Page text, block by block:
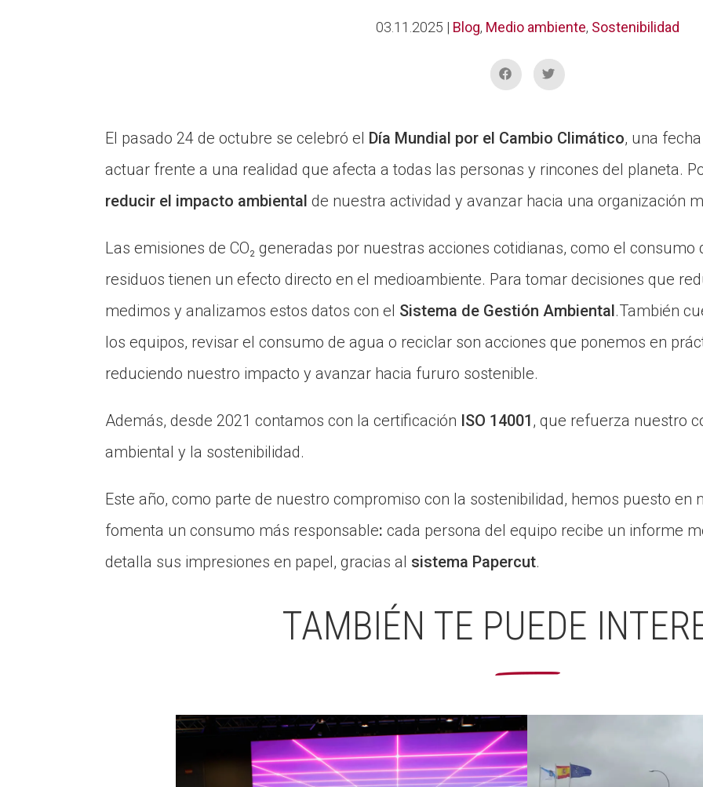
03.11.2025 | Blog, Medio ambiente, Sostenibilidad
El pasado 24 de octubre se celebró el Día Mundial por el Cambio Climático, una
actuar frente a una realidad que afecta a todas las personas y rincones del planeta.
reducir el impacto ambiental de nuestra actividad y avanzar hacia una organización
Las emisiones de CO₂ generadas por nuestras acciones cotidianas, como el
residuos tienen un efecto directo en el medioambiente. Para tomar decisiones que
medimos y analizamos estos datos con el Sistema de Gestión Ambiental.También
los equipos, revisar el consumo de agua o reciclar son acciones que ponemos en
reduciendo nuestro impacto y avanzar hacia fururo sostenible.
Además, desde 2021 contamos con la certificación ISO 14001, que refuerza nuestro
ambiental y la sostenibilidad.
Este año, como parte de nuestro compromiso con la sostenibilidad, hemos puesto en
fomenta un consumo más responsable: cada persona del equipo recibe un informe
detalla sus impresiones en papel, gracias al sistema Papercut.
TAMBIÉN TE PUEDE